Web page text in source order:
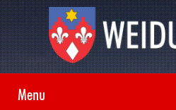
Menu